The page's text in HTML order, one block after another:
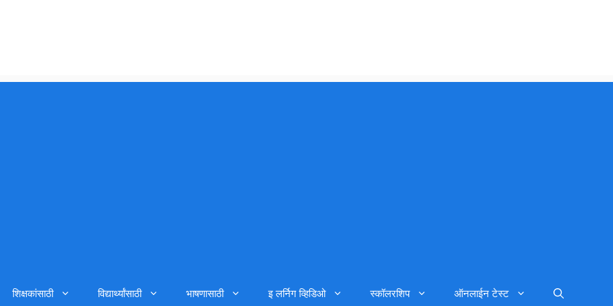
शिक्षकांसाठी विद्यार्थ्यांसाठी भाषणासाठी इ लर्निग व्हिडिओ स्कॉलरशिप ऑनलाईन टेस्ट